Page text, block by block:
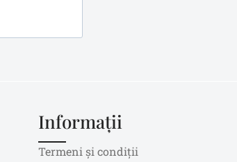
Informații
Termeni și condiții